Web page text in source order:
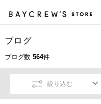
ブログ
ブログ数 564件
絞り込む